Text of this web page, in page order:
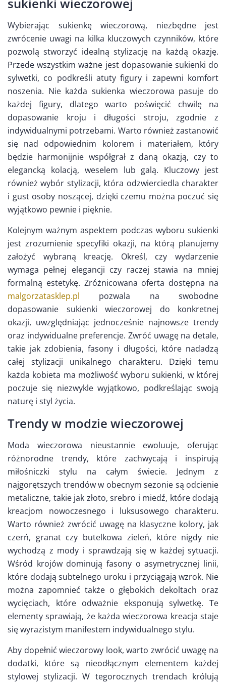
sukienki wieczorowej
Wybierając sukienkę wieczorową, niezbędne jest
zwrócenie uwagi na kilka kluczowych czynników, które
pozwolą stworzyć idealną stylizację na każdą okazję.
Przede wszystkim ważne jest dopasowanie sukienki do
sylwetki, co podkreśli atuty figury i zapewni komfort
noszenia. Nie każda sukienka wieczorowa pasuje do
każdej figury, dlatego warto poświęcić chwilę na
dopasowanie kroju i długości stroju, zgodnie z
indywidualnymi potrzebami. Warto również zastanowić
się nad odpowiednim kolorem i materiałem, który
będzie harmonijnie współgrał z daną okazją, czy to
elegancką kolacją, weselem lub galą. Kluczowy jest
również wybór stylizacji, która odzwierciedla charakter
i gust osoby noszącej, dzięki czemu można poczuć się
wyjątkowo pewnie i pięknie.
Kolejnym ważnym aspektem podczas wyboru sukienki
jest zrozumienie specyfiki okazji, na którą planujemy
założyć wybraną kreację. Określ, czy wydarzenie
wymaga pełnej elegancji czy raczej stawia na mniej
formalną estetykę. Zróżnicowana oferta dostępna na
malgorzatasklep.pl pozwala na swobodne
dopasowanie sukienki wieczorowej do konkretnej
okazji, uwzględniając jednocześnie najnowsze trendy
oraz indywidualne preferencje. Zwróć uwagę na detale,
takie jak zdobienia, fasony i długości, które nadadzą
całej stylizacji unikalnego charakteru. Dzięki temu
każda kobieta ma możliwość wyboru sukienki, w której
poczuje się niezwykle wyjątkowo, podkreślając swoją
naturę i styl życia.
Trendy w modzie wieczorowej
Moda wieczorowa nieustannie ewoluuje, oferując
różnorodne trendy, które zachwycają i inspirują
miłośniczki stylu na całym świecie. Jednym z
najgorętszych trendów w obecnym sezonie są odcienie
metaliczne, takie jak złoto, srebro i miedź, które dodają
kreacjom nowoczesnego i luksusowego charakteru.
Warto również zwrócić uwagę na klasyczne kolory, jak
czerń, granat czy butelkowa zieleń, które nigdy nie
wychodzą z mody i sprawdzają się w każdej sytuacji.
Wśród krojów dominują fasony o asymetrycznej linii,
które dodają subtelnego uroku i przyciągają wzrok. Nie
można zapomnieć także o głębokich dekoltach oraz
wycięciach, które odważnie eksponują sylwetkę. Te
elementy sprawiają, że każda wieczorowa kreacja staje
się wyrazistym manifestem indywidualnego stylu.
Aby dopełnić wieczorowy look, warto zwrócić uwagę na
dodatki, które są nieodłącznym elementem każdej
stylowej stylizacji. W tegorocznych trendach królują